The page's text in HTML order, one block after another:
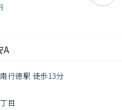
A
行徳駅 徒歩13分
目